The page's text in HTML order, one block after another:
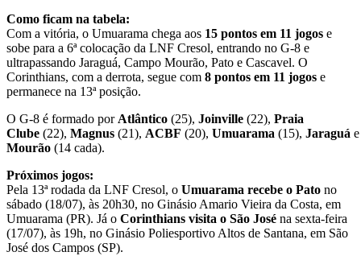
Como ficam na tabela:
Com a vitória, o Umuarama chega aos 15 pontos em 11 jogos e
sobe para a 6ª colocação da LNF Cresol, entrando no G-8 e
ultrapassando Jaraguá, Campo Mourão, Pato e Cascavel. O
Corinthians, com a derrota, segue com 8 pontos em 11 jogos e
permanece na 13ª posição.
O G-8 é formado por Atlântico (25), Joinville (22), Praia
Clube (22), Magnus (21), ACBF (20), Umuarama (15), Jaraguá
Mourão (14 cada).
Próximos jogos:
Pela 13ª rodada da LNF Cresol, o Umuarama recebe o Pato no
sábado (18/07), às 20h30, no Ginásio Amario Vieira da Costa, em
Umuarama (PR). Já o Corinthians visita o São José na sexta-feira
(17/07), às 19h, no Ginásio Poliesportivo Altos de Santana, em São
José dos Campos (SP).